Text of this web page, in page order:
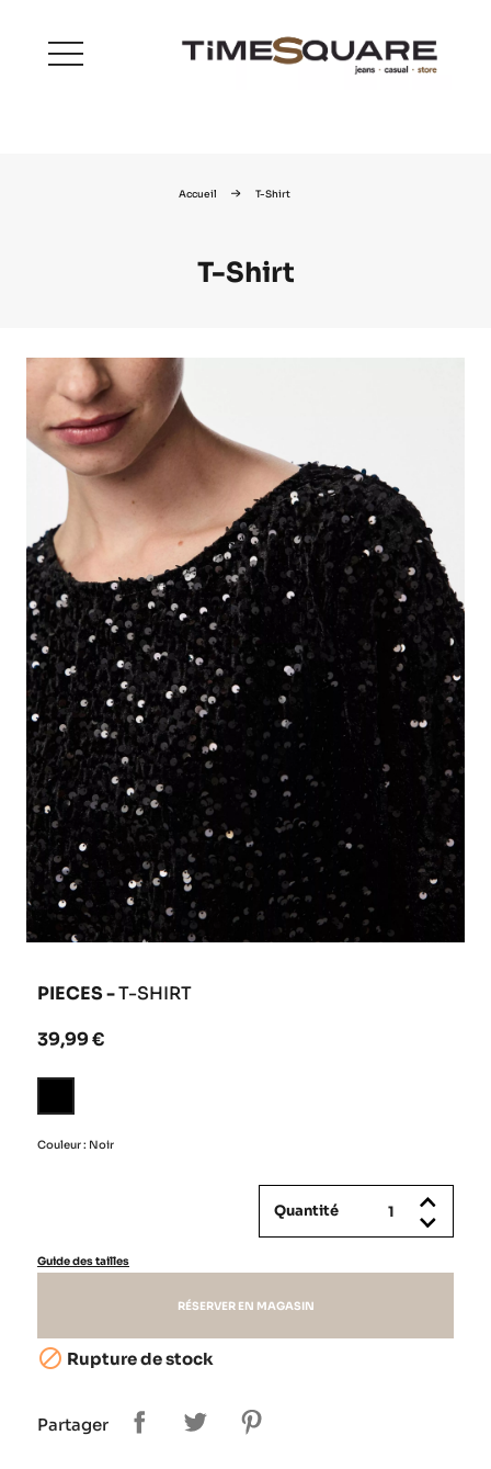
menu
Accueil T-Shirt
T-Shirt
PIECES -T-SHIRT
39,99 €
Couleur : Noir
Quantité
Guide des tailles
RÉSERVER EN MAGASIN
 Rupture de stock
Partager